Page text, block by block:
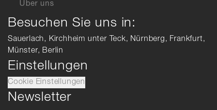
Über uns
Besuchen Sie uns in:
Sauerlach, Kirchheim unter Teck, Nürnberg, Frankfurt,
Münster, Berlin
Einstellungen
Cookie Einstellungen
Newsletter